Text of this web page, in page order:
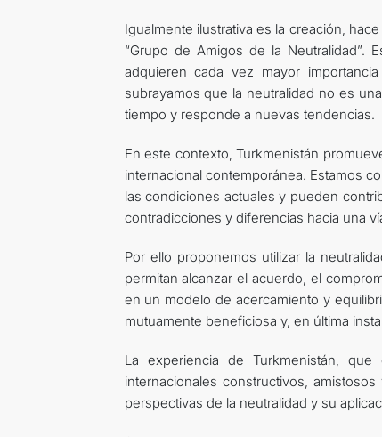
Igualmente ilustrativa es la creación,
“Grupo de Amigos de la Neutralidad”.
adquieren cada vez mayor
subrayamos que la neutralidad no es
tiempo y responde a nuevas tendencias.
En este contexto, Turkmenistán
internacional contemporánea. Estamos
las condiciones actuales y pueden
contradicciones y diferencias hacia una
Por ello proponemos utilizar la
permitan alcanzar el acuerdo, el
en un modelo de acercamiento y
mutuamente beneficiosa y, en última
La experiencia de Turkmenistán,
internacionales constructivos,
perspectivas de la neutralidad y su